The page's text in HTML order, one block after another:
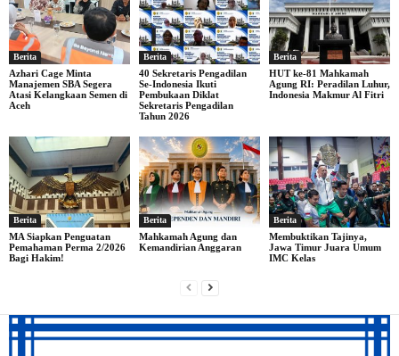
Berita
Azhari Cage Minta
Manajemen SBA Segera
Atasi Kelangkaan Semen di
Aceh
Berita
40 Sekretaris Pengadilan
Se-Indonesia Ikuti
Pembukaan Diklat
Sekretaris Pengadilan
Tahun 2026
Berita
HUT ke-81 Mahkamah
Agung RI: Peradilan Luhur,
Indonesia Makmur Al Fitri
Berita
MA Siapkan Penguatan
Pemahaman Perma 2/2026
Bagi Hakim!
Berita
Mahkamah Agung dan
Kemandirian Anggaran
Berita
Membuktikan Tajinya,
Jawa Timur Juara Umum
IMC Kelas